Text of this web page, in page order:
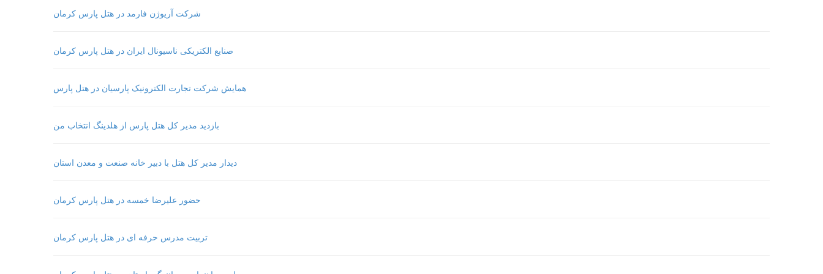
شرکت آریوژن فارمد در هتل پارس کرمان
صنایع الکتریکی ناسیونال ایران در هتل پارس کرمان
همایش شرکت تجارت الکترونیک پارسیان در هتل پارس
بازدید مدیر کل هتل پارس از هلدینگ انتخاب من
دیدار مدیر کل هتل با دبیر خانه صنعت و معدن استان
حضور علیرضا خمسه در هتل پارس کرمان
تربیت مدرس حرفه ای در هتل پارس کرمان